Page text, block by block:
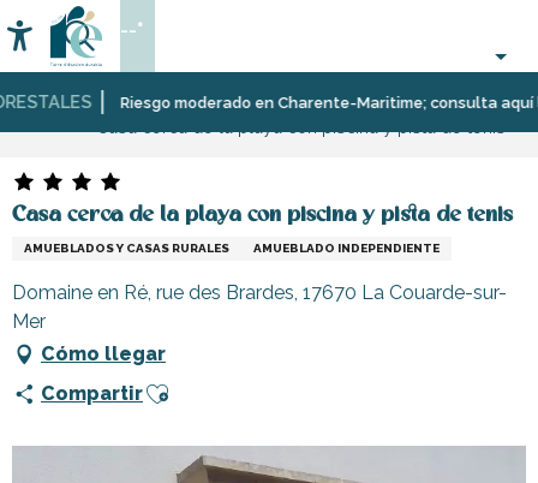
au
contenu
principal
Riesgo moderado en Charente-Maritime; consulta aquí
Accessibilité
Buscar
--°
Página Web EstanciaAlojamiento
Alquileres
Casa cerca de la playa con piscina y pista de tenis
AMUEBLADOS Y CASAS RURALES AMUEBLADO INDEPENDIENTE
Domaine en Ré, rue des Brardes, 17670 La Couarde-sur-
Mer
Cómo llegar
CompartirAjouter aux favoris